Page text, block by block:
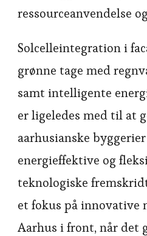
ressourceanvendelse
Solcelleintegration i
grønne tage med
samt intelligente
er ligeledes med til at
aarhusianske
energieffektive og
teknologiske
et fokus på innovative
Aarhus i front, når det